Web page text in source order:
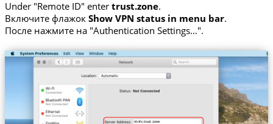
Under "Remote ID" enter trust.zone.
Включите флажок Show VPN status in menu bar.
После нажмите на "Authentication Settings…".
nl-nfx.trust.zone